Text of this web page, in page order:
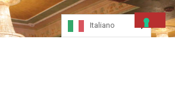
Italiano